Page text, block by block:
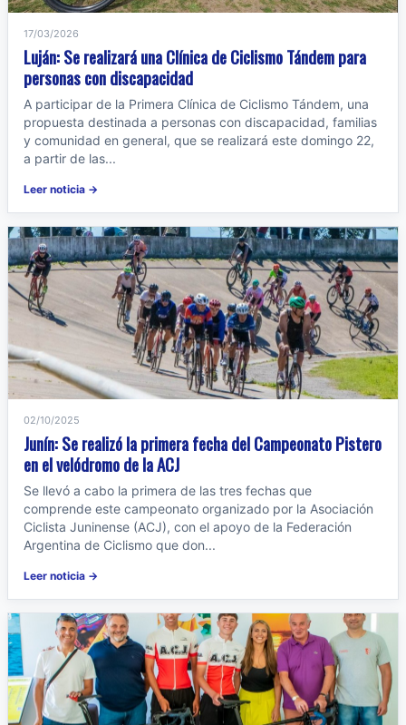
17/03/2026
Luján: Se realizará una Clínica de Ciclismo Tándem para
personas con discapacidad
A participar de la Primera Clínica de Ciclismo Tándem, una
propuesta destinada a personas con discapacidad, familias
y comunidad en general, que se realizará este domingo 22,
a partir de las...
Leer noticia →
02/10/2025
Junín: Se realizó la primera fecha del Campeonato Pistero
en el velódromo de la ACJ
Se llevó a cabo la primera de las tres fechas que
comprende este campeonato organizado por la Asociación
Ciclista Juninense (ACJ), con el apoyo de la Federación
Argentina de Ciclismo que don...
Leer noticia →